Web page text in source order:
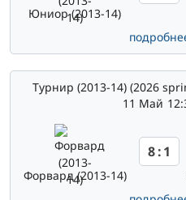
Юниор (2013-14)
Турнир (2013-14) (2026
11 Май
Форвард (2013-14)
8:1